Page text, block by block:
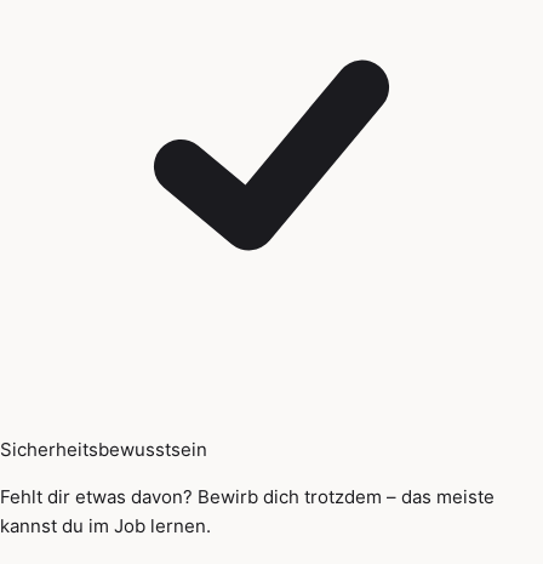
Sicherheitsbewusstsein
Fehlt dir etwas davon? Bewirb dich trotzdem – das meiste
kannst du im Job lernen.